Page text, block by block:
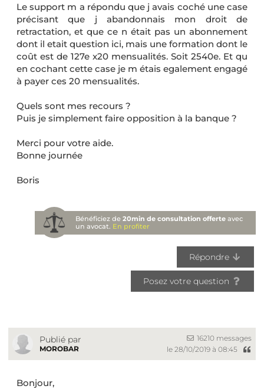
Le support m a répondu que j avais coché une case
précisant que j abandonnais mon droit de
retractation, et que ce n était pas un abonnement
dont il etait question ici, mais une formation dont le
coût est de 127e x20 mensualités. Soit 2540e. Et qu
en cochant cette case je m étais egalement engagé
à payer ces 20 mensualités.
Quels sont mes recours ?
Puis je simplement faire opposition à la banque ?
Merci pour votre aide.
Bonne journée
Boris
Bénéficiez de20min de consultation offerte avec
un avocat. En profiter
Répondre
Posez votre question
Publié par
MOROBAR
16210 messages
le 28/10/2019 à 08:45
Bonjour,